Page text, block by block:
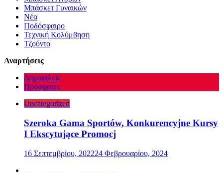
Μπάσκετ Γυναικών
Νέα
Ποδόσφαιρο
Τεχνική Κολύμβηση
Τζούντο
Αναρτήσεις
Δημοφιλείς
Πρόσφατες
Uncategorized
Szeroka Gama Sportów, Konkurencyjne Kursy
I Ekscytujące Promocj
16 Σεπτεμβρίου, 202224 Φεβρουαρίου, 2024